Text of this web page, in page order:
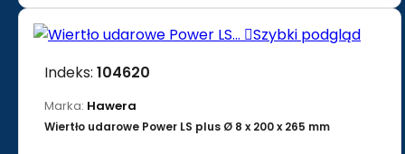
Szybki podgląd
Indeks: 104620
Marka: Hawera
Wiertło udarowe Power LS plus Ø 8 x 200 x 265 mm